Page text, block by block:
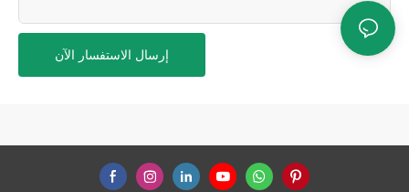
إرسال الاستفسار الآن